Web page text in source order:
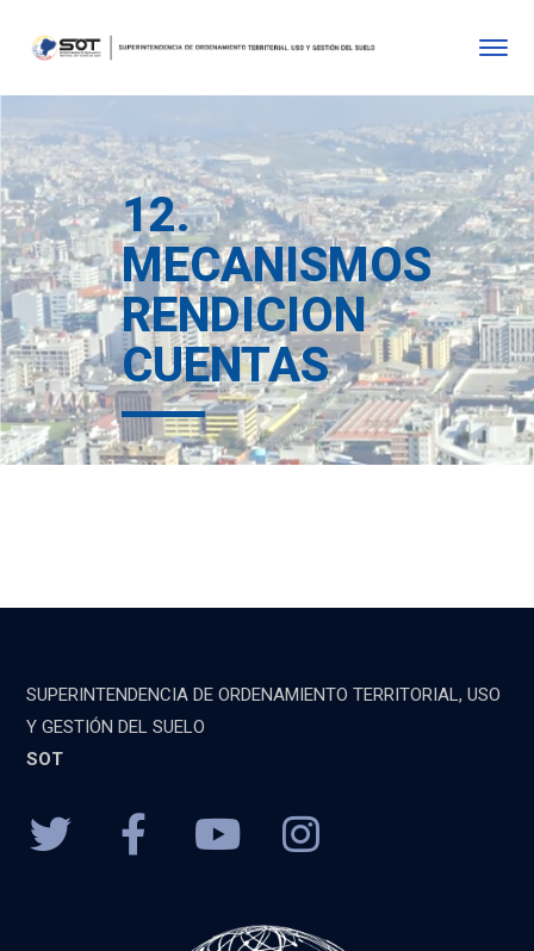
12.
MECANISMOS
RENDICION
CUENTAS
SUPERINTENDENCIA DE ORDENAMIENTO TERRITORIAL, USO
Y GESTIÓN DEL SUELO
SOT